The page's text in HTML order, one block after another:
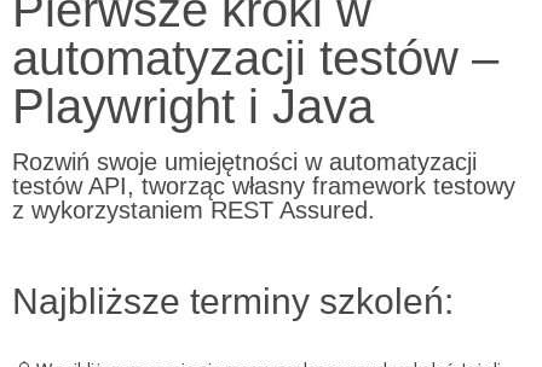
automatyzacji testów –
Playwright i Java
Rozwiń swoje umiejętności w automatyzacji
testów API, tworząc własny framework testowy
z wykorzystaniem REST Assured.
Najbliższe terminy szkoleń: